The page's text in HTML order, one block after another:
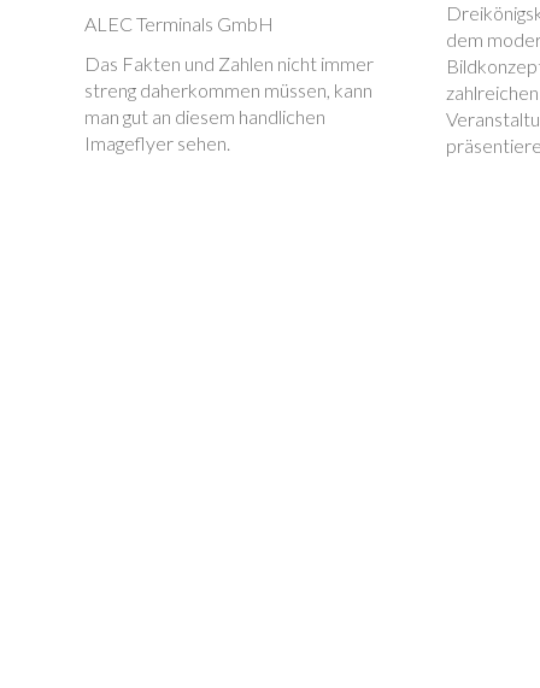
ALEC Terminals GmbH
Das Fakten und Zahlen nicht immer
streng daherkommen müssen, kann
man gut an diesem handlichen
Imageflyer sehen.
dem